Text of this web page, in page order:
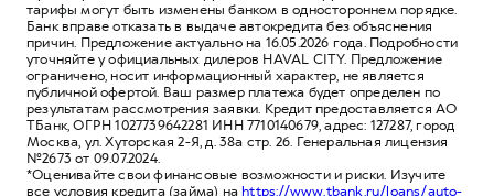
тарифы могут быть изменены банком в одностороннем порядке.
Банк вправе отказать в выдаче автокредита без объяснения
причин. Предложение актуально на 16.05.2026 года. Подробности
уточняйте у официальных дилеров HAVAL CITY. Предложение
ограничено, носит информационный характер, не является
публичной офертой. Ваш размер платежа будет определен по
результатам рассмотрения заявки. Кредит предоставляется АО
ТБанк, ОГРН 1027739642281 ИНН 7710140679, адрес: 127287, город
Москва, ул. Хуторская 2-Я, д. 38а стр. 26. Генеральная лицензия
№2673 от 09.07.2024.
*Оценивайте свои финансовые возможности и риски. Изучите
все условия кредита (займа) наhttps://www.tbank.ru/loans/auto-